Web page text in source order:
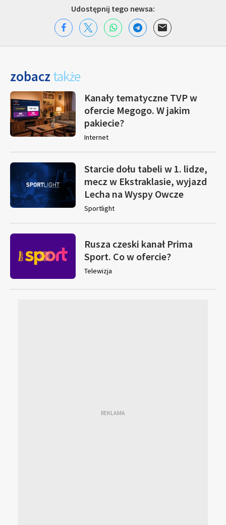
Udostępnij tego newsa:
zobacz także
Kanały tematyczne TVP w
ofercie Megogo. W jakim
pakiecie?
Internet
Starcie dołu tabeli w 1. lidze,
mecz w Ekstraklasie, wyjazd
Lecha na Wyspy Owcze
Sportlight
Rusza czeski kanał Prima
Sport. Co w ofercie?
Telewizja